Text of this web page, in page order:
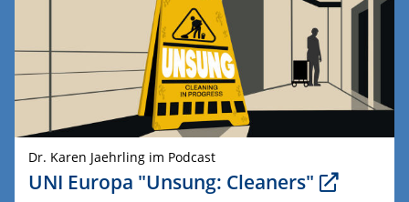
Dr. Karen Jaehrling im Podcast
UNI Europa "Unsung: Cleaners"